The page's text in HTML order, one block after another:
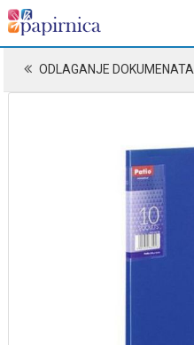
ODLAGANJE DOKUMENATA